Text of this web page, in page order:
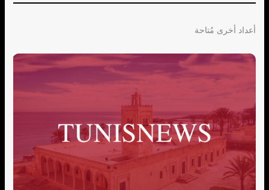
أعداد أخرى مُتاحة